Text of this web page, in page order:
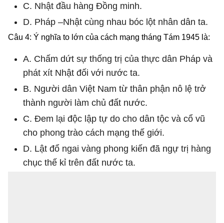
C. Nhật đầu hàng Đồng minh.
D. Pháp –Nhật cùng nhau bóc lột nhân dân ta.
Câu 4: Ý nghĩa to lớn của cách mạng tháng Tám 1945 là:
A. Chấm dứt sự thống trị của thực dân Pháp và
phát xít Nhật đối với nước ta.
B. Người dân Việt Nam từ thân phận nô lệ trở
thành người làm chủ đất nước.
C. Đem lại độc lập tự do cho dân tộc và cổ vũ
cho phong trào cách mạng thế giới.
D. Lật đổ ngai vàng phong kiến đã ngự trị hàng
chục thế kỉ trên đất nước ta.